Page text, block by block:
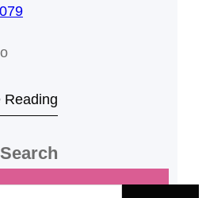
Reading
Search